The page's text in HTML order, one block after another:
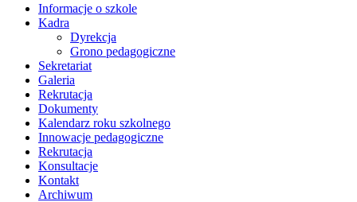
Informacje o szkole
Kadra
Dyrekcja
Grono pedagogiczne
Sekretariat
Galeria
Rekrutacja
Dokumenty
Kalendarz roku szkolnego
Innowacje pedagogiczne
Rekrutacja
Konsultacje
Kontakt
Archiwum